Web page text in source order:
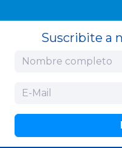
Suscribite a